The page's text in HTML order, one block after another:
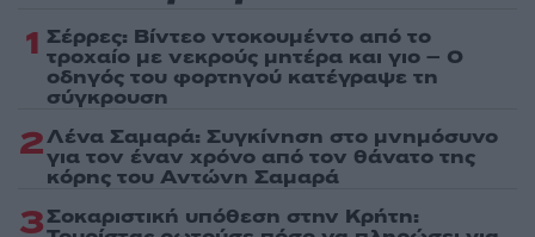
1 Σέρρες: Βίντεο ντοκουμέντο από το
τροχαίο με νεκρούς μητέρα και γιο – Ο
οδηγός του φορτηγού κατέγραψε τη
σύγκρουση
2Λένα Σαμαρά: Συγκίνηση στο μνημόσυνο
για τον έναν χρόνο από τον θάνατο της
κόρης του Αντώνη Σαμαρά
3Σοκαριστική υπόθεση στην Κρήτη: